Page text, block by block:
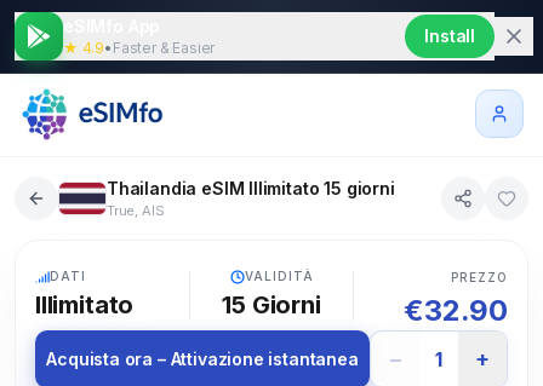
★ 4.9• Faster & Easier
Install
Thailandia eSIM Illimitato 15 giorni
True, AIS
DATI
Illimitato
VALIDITÀ
15 Giorni
PREZZO
€32.90
Acquista ora – Attivazione istantanea − 1 +